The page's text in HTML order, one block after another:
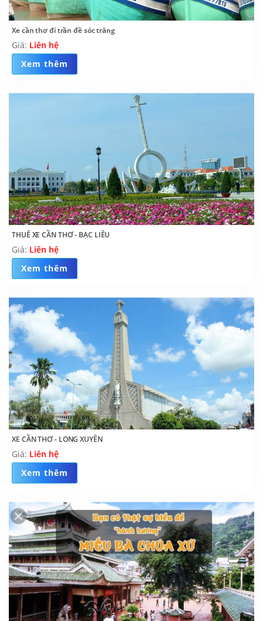
Xe cần thơ đi trần đề sóc trăng
Giá: Liên hệ
Xem thêm
THUÊ XE CẦN THƠ - BẠC LIÊU
Giá: Liên hệ
Xem thêm
XE CẦN THƠ - LONG XUYÊN
Giá: Liên hệ
Xem thêm